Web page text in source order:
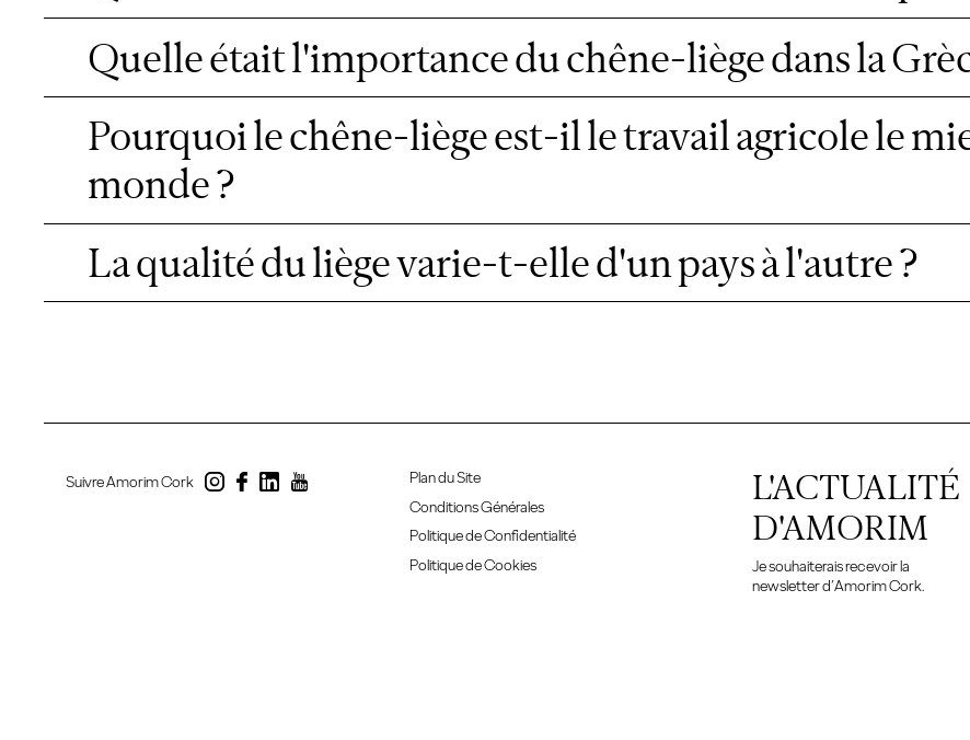
Quelle était l'importance du chêne-liège dans la
Pourquoi le chêne-liège est-il le travail agricole le
monde ?
La qualité du liège varie-t-elle d'un pays à l'autre ?
Suivre Amorim Cork
Plan du Site
Conditions Générales
Politique de Confidentialité
Politique de Cookies
L'ACTUALITÉ
D'AMORIM
Je souhaiterais recevoir la
newsletter d’Amorim Cork.